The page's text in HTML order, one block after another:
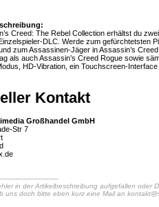
Creed: The Rebel Collection erhältst du
DLC. Werde zum gefürchtetsten
zum Assassinen-Jäger in Assassin’s
als auch Assassin’s Creed Rogue sowie
HD-Vibration, ein Touchscreen-
Kontakt
Großhandel GmbH
Str 7
in der Artikelbeschreibung aufgefallen oder
uns doch bitte eben kurz eine Mail an